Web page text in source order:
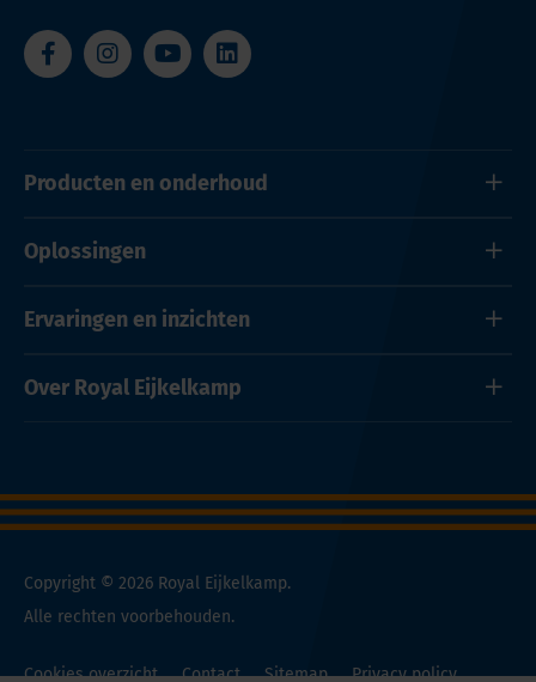
Producten en onderhoud
Oplossingen
Ervaringen en inzichten
Over Royal Eijkelkamp
Copyright © 2026 Royal Eijkelkamp.
Alle rechten voorbehouden.
Cookies overzicht Contact Sitemap Privacy policy